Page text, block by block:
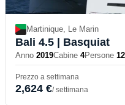
Martinique, Le Marin
Bali 4.5 | Basquiat
Anno 2019Cabine 4Persone 12
Prezzo a settimana
2,624 €/ settimana